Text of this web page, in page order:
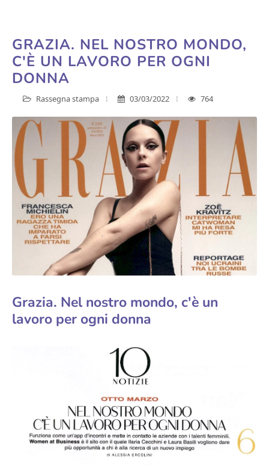
GRAZIA. NEL NOSTRO MONDO,
C'È UN LAVORO PER OGNI
DONNA
Rassegna stampa 03/03/2022 764
Grazia. Nel nostro mondo, c'è un
lavoro per ogni donna